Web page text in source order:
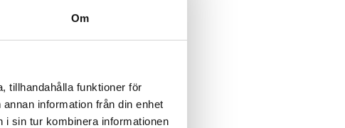
Om
tillhandahålla funktioner för
information från din enhet
sin tur kombinera informationen